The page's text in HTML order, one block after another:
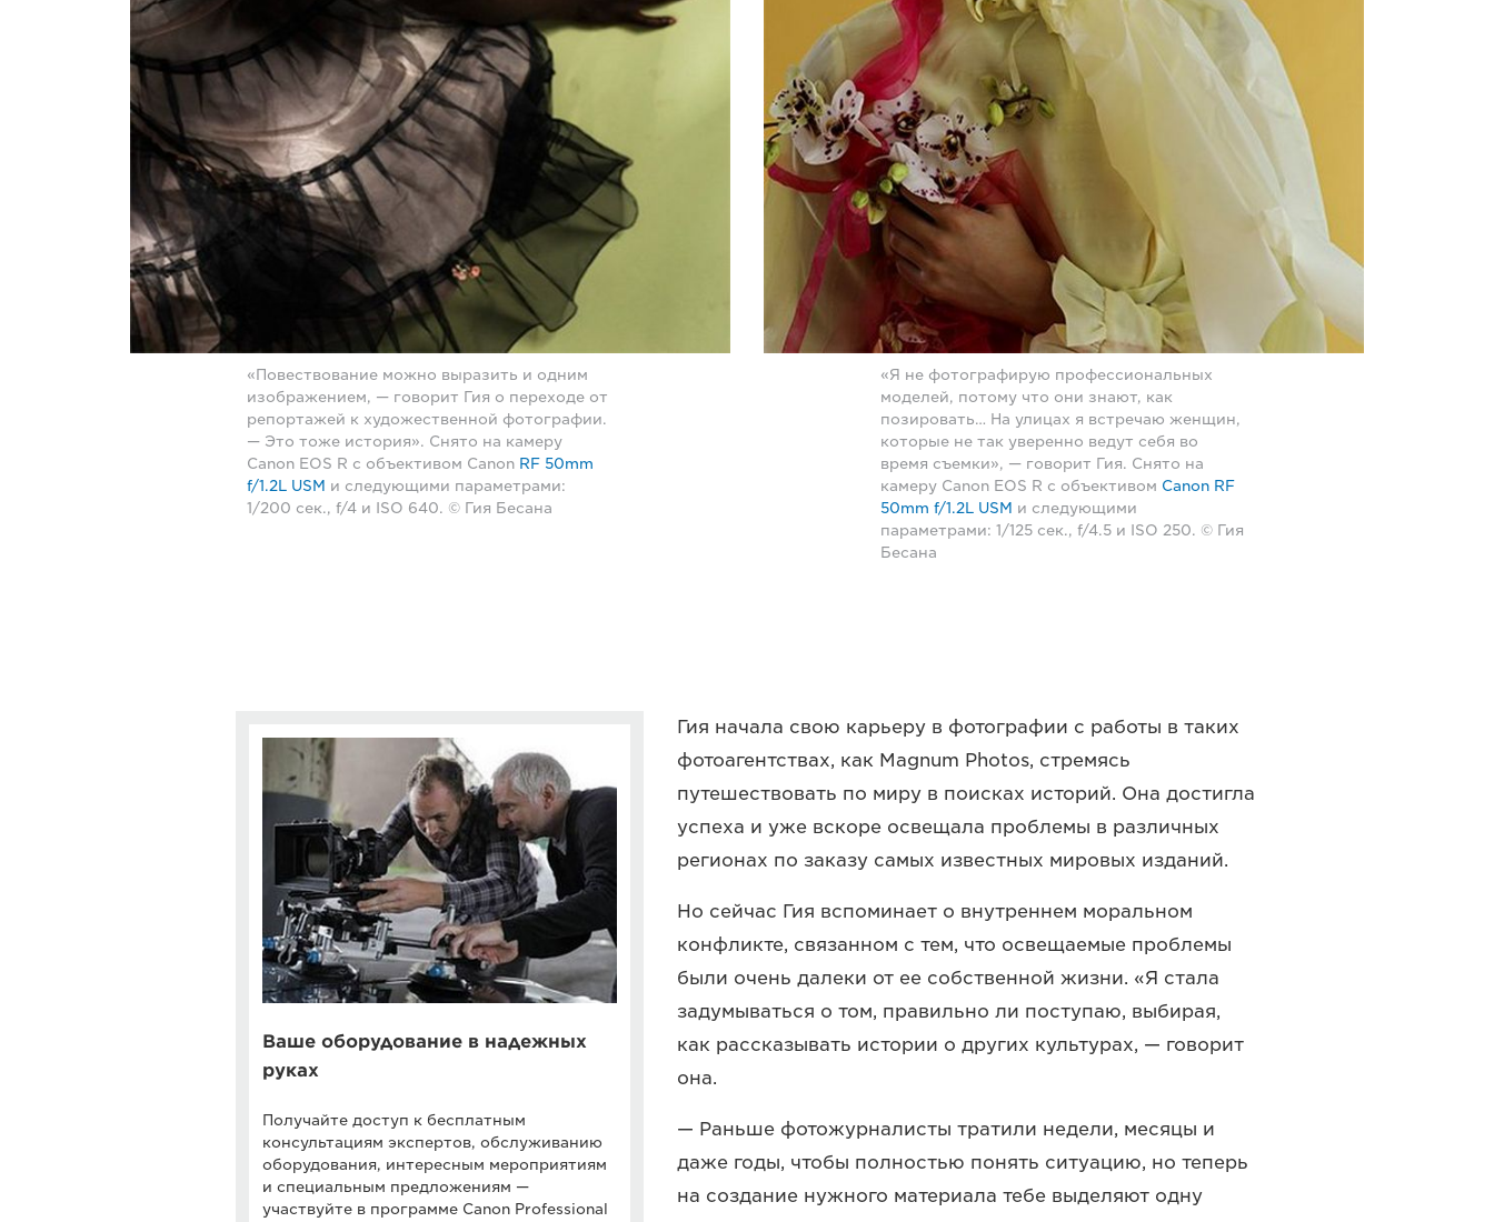
«Повествование можно выразить и одним
изображением, — говорит Гия о переходе от
репортажей к художественной фотографии.
— Это тоже история». Снято на камеру
Canon EOS R с объективом Canon RF 50mm
f/1.2L USM и следующими параметрами:
1/200 сек., f/4 и ISO 640. © Гия Бесана
«Я не фотографирую профессиональных
моделей, потому что они знают, как
позировать… На улицах я встречаю женщин,
которые не так уверенно ведут себя во
время съемки», — говорит Гия. Снято на
камеру Canon EOS R с объективом Canon RF
50mm f/1.2L USM и следующими
параметрами: 1/125 сек., f/4.5 и ISO 250. © Гия
Бесана
Ваше оборудование в надежных
руках
Получайте доступ к бесплатным
консультациям экспертов, обслуживанию
оборудования, интересным мероприятиям
и специальным предложениям —
участвуйте в программе Canon Professional
Гия начала свою карьеру в фотографии с работы в таких
фотоагентствах, как Magnum Photos, стремясь
путешествовать по миру в поисках историй. Она достигла
успеха и уже вскоре освещала проблемы в различных
регионах по заказу самых известных мировых изданий.
Но сейчас Гия вспоминает о внутреннем моральном
конфликте, связанном с тем, что освещаемые проблемы
были очень далеки от ее собственной жизни. «Я стала
задумываться о том, правильно ли поступаю, выбирая,
как рассказывать истории о других культурах, — говорит
она.
— Раньше фотожурналисты тратили недели, месяцы и
даже годы, чтобы полностью понять ситуацию, но теперь
на создание нужного материала тебе выделяют одну